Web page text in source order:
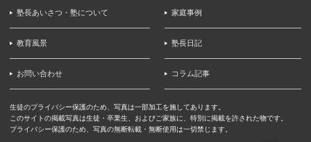
塾長あいさつ・塾について
教育風景
お問い合わせ
家庭事例
塾長日記
コラム記事
生徒のプライバシー保護のため、写真は一部加工を施してあります。
このサイトの掲載写真は生徒・卒業生、およびご家族に、特別に掲載を許された物です。
プライバシー保護のため、写真の無断転載・無断使用は一切禁じます。